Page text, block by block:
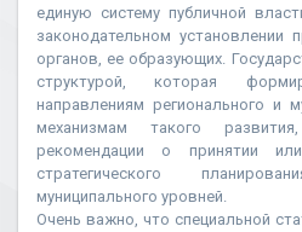
единую систему публичной
законодательном установлении
органов, ее образующих.
структурой, которая
направлениям регионального и
механизмам такого
рекомендации о принятии
стратегического
муниципального уровней.
Очень важно, что специальной